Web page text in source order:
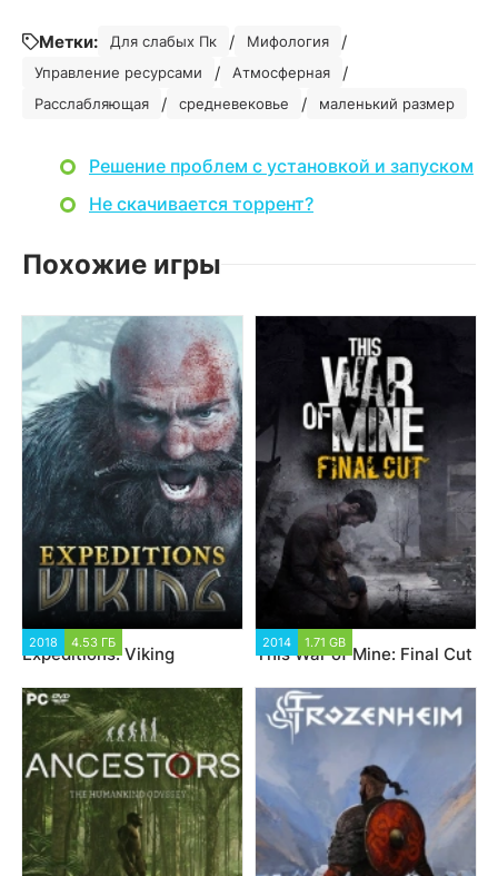
Метки: Для слабых Пк / Мифология /
Управление ресурсами / Атмосферная /
Расслабляющая / средневековье / маленький размер
Решение проблем с установкой и запуском
Не скачивается торрент?
Похожие игры
2018 4.53 ГБ
Expeditions: Viking
2014 1.71 GB
This War of Mine: Final Cut